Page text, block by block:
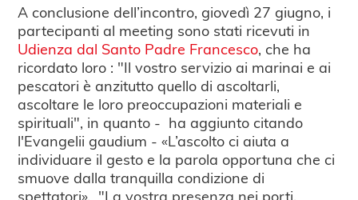
A conclusione dell’incontro, giovedì 27 giugno, i
partecipanti al meeting sono stati ricevuti in
Udienza dal Santo Padre Francesco, che ha
ricordato loro : "Il vostro servizio ai marinai e ai
pescatori è anzitutto quello di ascoltarli,
ascoltare le loro preoccupazioni materiali e
spirituali", in quanto - ha aggiunto citando
l'Evangelii gaudium - «L’ascolto ci aiuta a
individuare il gesto e la parola opportuna che ci
smuove dalla tranquilla condizione di
spettatori». "La vostra presenza nei porti,